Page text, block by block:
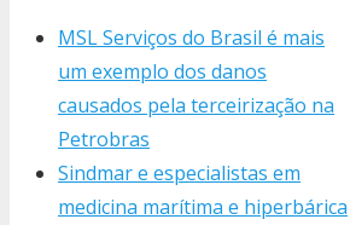
MSL Serviços do Brasil é mais
um exemplo dos danos
causados pela terceirização na
Petrobras
Sindmar e especialistas em
medicina marítima e hiperbárica